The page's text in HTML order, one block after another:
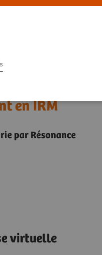
en IRM
par Résonance
virtuelle